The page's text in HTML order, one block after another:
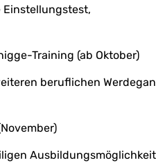
Einstellungstest,
Training (ab Oktober)
beruflichen